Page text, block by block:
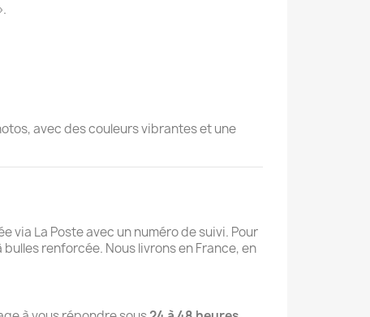
avec des couleurs vibrantes et une
via La Poste avec un numéro de suivi. Pour
renforcée. Nous livrons en France, en